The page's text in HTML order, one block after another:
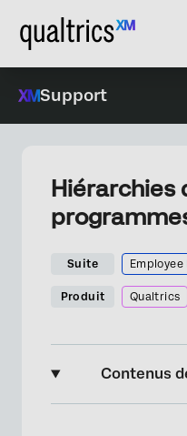
Support
Hiérarchies
Suite
Produit Qualtrics
Contenus